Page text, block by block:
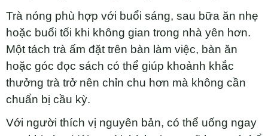
Trà nóng phù hợp với buổi sáng, sau bữa ăn nhẹ
hoặc buổi tối khi không gian trong nhà yên hơn.
Một tách trà ấm đặt trên bàn làm việc, bàn ăn
hoặc góc đọc sách có thể giúp khoảnh khắc
thưởng trà trở nên chỉn chu hơn mà không cần
chuẩn bị cầu kỳ.
Với người thích vị nguyên bản, có thể uống ngay